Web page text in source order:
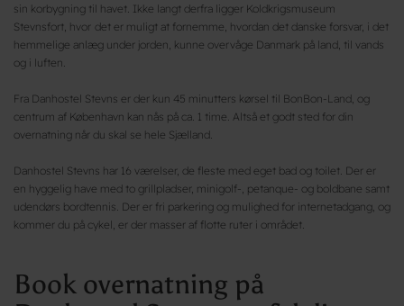
sin korbygning til havet. Ikke langt derfra ligger Koldkrigsmuseum
Stevnsfort, hvor det er muligt at fornemme, hvordan det danske forsvar, i det
hemmelige anlæg under jorden, kunne overvåge Danmark på land, til vands
og i luften.
Fra Danhostel Stevns er der kun 45 minutters kørsel til BonBon-Land, og
centrum af København kan nås på ca. 1 time. Altså et godt sted for din
overnatning når du skal se hele Sjælland.
Danhostel Stevns har 16 værelser, de fleste med eget bad og toilet. Der er
en hyggelig have med to grillpladser, minigolf-, petanque- og boldbane samt
udendørs bordtennis. Der er fri parkering og mulighed for internetadgang, og
kommer du på cykel, er der masser af flotte ruter i området.
Book overnatning på